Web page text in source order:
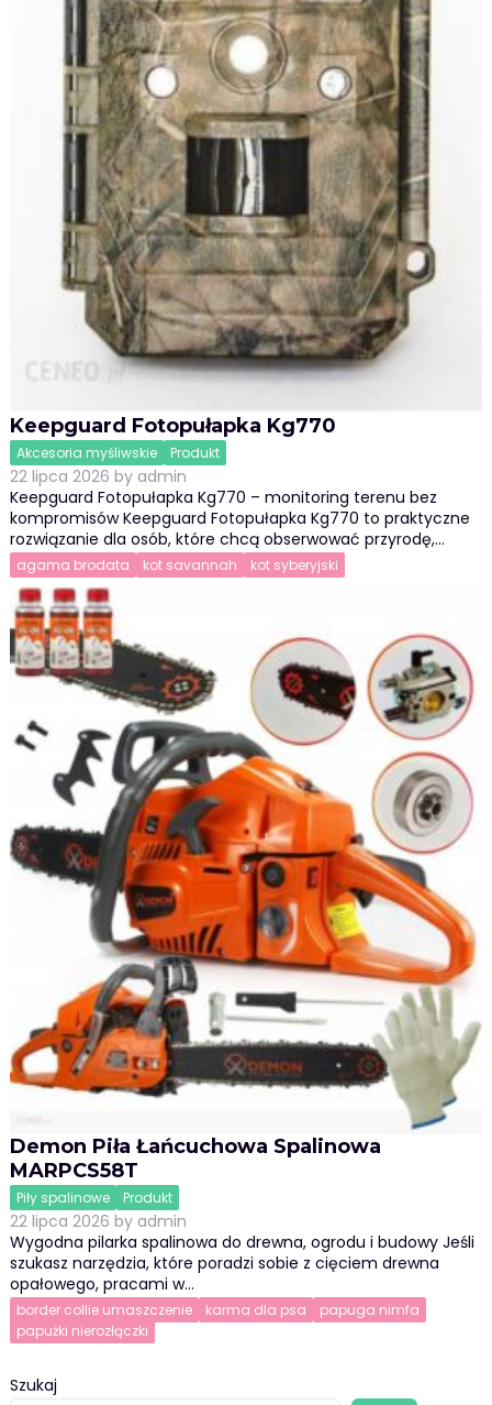
Keepguard Fotopułapka Kg770
Akcesoria myśliwskie Produkt
22 lipca 2026 by admin
Keepguard Fotopułapka Kg770 – monitoring terenu bez
kompromisów Keepguard Fotopułapka Kg770 to praktyczne
rozwiązanie dla osób, które chcą obserwować przyrodę,…
agama brodata kot savannah kot syberyjski
Demon Piła Łańcuchowa Spalinowa
MARPCS58T
Piły spalinowe Produkt
22 lipca 2026 by admin
Wygodna pilarka spalinowa do drewna, ogrodu i budowy Jeśli
szukasz narzędzia, które poradzi sobie z cięciem drewna
opałowego, pracami w…
border collie umaszczenie karma dla psa
papuga nimfa
papużki nierozłączki
Szukaj